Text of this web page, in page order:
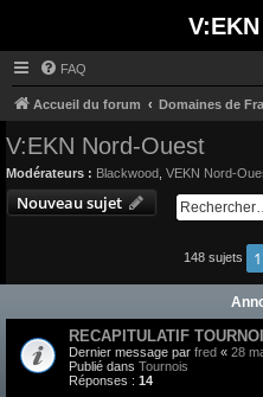
FAQ
Accueil du forum Domaines de
V:EKN Nord-Ouest
Modérateurs : Blackwood VEKN Nord-
Nouveau sujet
148 sujets 1
RECAPITULATIF
Dernier message par fred « 28
Publié dans Tournois
Réponses : 14